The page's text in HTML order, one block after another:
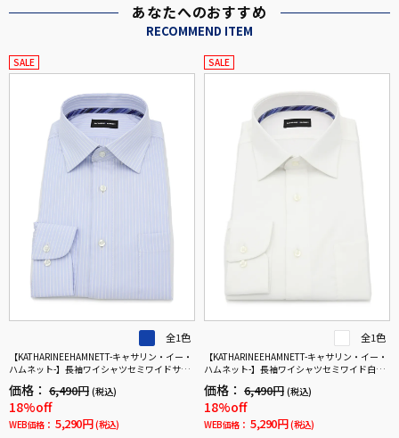
あなたへのおすすめ
RECOMMEND ITEM
SALE
全1色
【KATHARINEEHAMNETT-キャサリン・イー・
ハムネット-】長袖ワイシャツセミワイドサッ
クスストライプ柄リサイクル素材使用通年
価格： 6,490円 (税込)
18%off
WEB価格： 5,290円 (税込)
SALE
全1色
【KATHARINEEHAMNETT-キャサリン・イー・
ハムネット-】長袖ワイシャツセミワイド白ド
ビー柄リサイクル素材使用通年
価格： 6,490円 (税込)
18%off
WEB価格： 5,290円 (税込)